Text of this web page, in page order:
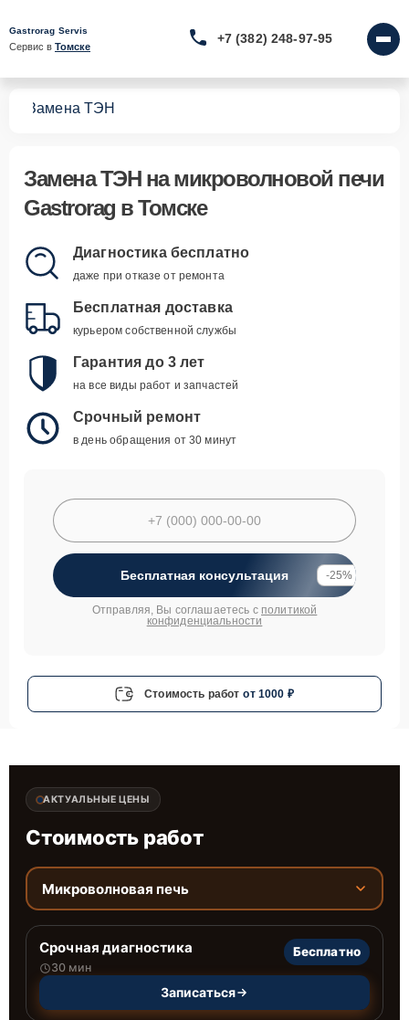
Gastrorag Servis
Сервис в Томске
+7 (382) 248-97-95
Замена ТЭН
Замена ТЭНна микроволновой печи
Gastrorag в Томске
Диагностика бесплатно
даже при отказе от ремонта
Бесплатная доставка
курьером собственной службы
Гарантия до 3 лет
на все виды работ и запчастей
Срочный ремонт
в день обращения от 30 минут
Бесплатная консультация -25%
Отправляя, Вы соглашаетесь с политикой
конфиденциальности
Стоимость работ от 1000 ₽
АКТУАЛЬНЫЕ ЦЕНЫ
Стоимость работ
Микроволновая печь
Срочная диагностика
30 мин
Бесплатно
Записаться